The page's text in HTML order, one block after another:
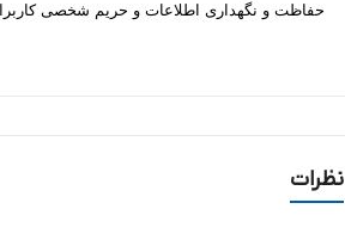
حفاظت و نگهداری اطلاعات و حریم شخصی
نظرات